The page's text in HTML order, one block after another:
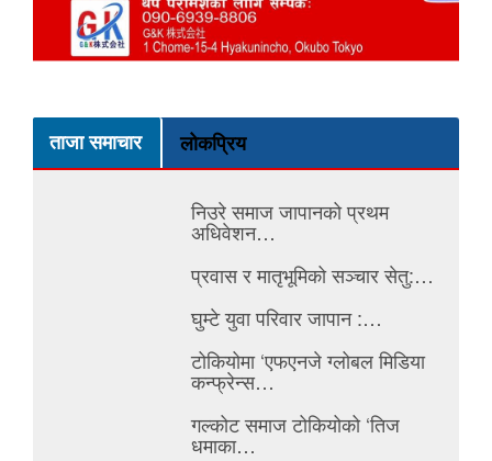
ताजा समाचार लोकप्रिय
निउरे समाज जापानको प्रथम
अधिवेशन…
प्रवास र मातृभूमिको सञ्चार सेतु:…
घुम्टे युवा परिवार जापान :…
टोकियोमा ‘एफएनजे ग्लोबल मिडिया
कन्फ्रेन्स…
गल्कोट समाज टोकियोको ‘तिज
धमाका…